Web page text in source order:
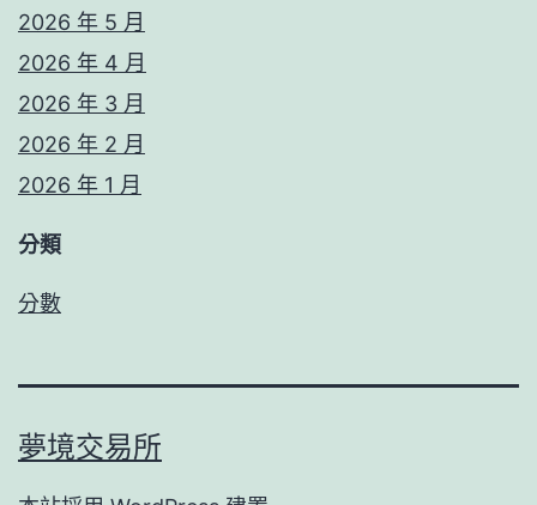
2026 年 5 月
2026 年 4 月
2026 年 3 月
2026 年 2 月
2026 年 1 月
分類
分數
夢境交易所